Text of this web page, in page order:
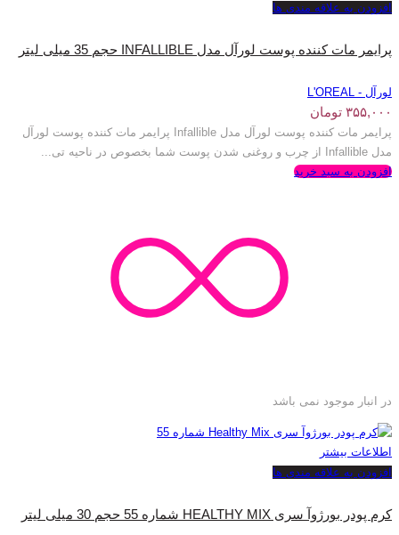
افزودن به علاقه مندی ها
پرایمر مات کننده پوست لورآل مدل INFALLIBLE حجم 35 میلی لیتر
لورآل - L'OREAL
۳۵۵,۰۰۰ تومان
پرایمر مات کننده پوست لورآل مدل Infallible پرایمر مات کننده پوست لورآل
مدل Infallible از چرب و روغنی شدن پوست شما بخصوص در ناحیه تی...
افزودن به سبد خرید
در انبار موجود نمی باشد
اطلاعات بیشتر
افزودن به علاقه مندی ها
کرم پودر بورژوآ سری HEALTHY MIX شماره 55 حجم 30 میلی لیتر